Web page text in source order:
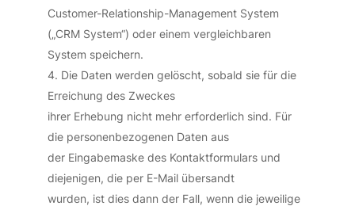
Customer-Relationship-Management System
(„CRM System“) oder einem vergleichbaren
System speichern.
Die Daten werden gelöscht, sobald sie für die
Erreichung des Zweckes
ihrer Erhebung nicht mehr erforderlich sind. Für
die personenbezogenen Daten aus
der Eingabemaske des Kontaktformulars und
diejenigen, die per E-Mail übersandt
wurden, ist dies dann der Fall, wenn die jeweilige